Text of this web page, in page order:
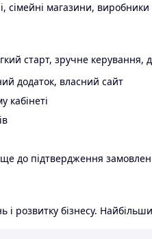
магазини,
старт, зручне керування,
додаток, власний сайт
кабінеті
до підтвердження
розвитку бізнесу.